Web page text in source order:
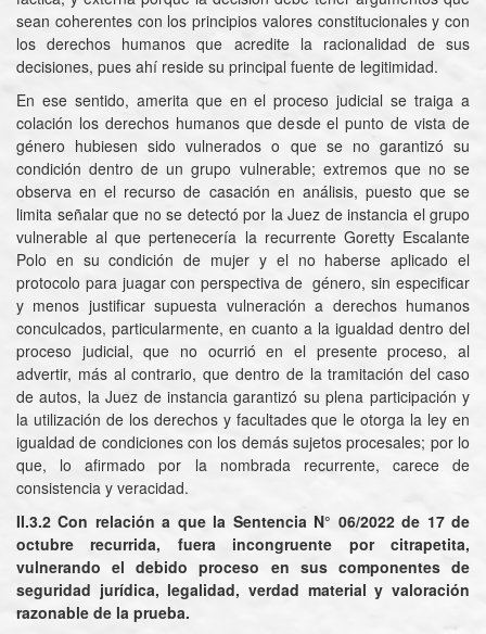
sean coherentes con los principios valores constitucionales y con
los derechos humanos que acredite la racionalidad de sus
decisiones, pues ahí reside su principal fuente de legitimidad.
En ese sentido, amerita que en el proceso judicial se traiga a
colación los derechos humanos que desde el punto de vista de
género hubiesen sido vulnerados o que se no garantizó su
condición dentro de un grupo vulnerable; extremos que no se
observa en el recurso de casación en análisis, puesto que se
limita señalar que no se detectó por la Juez de instancia el grupo
vulnerable al que pertenecería la recurrente Goretty Escalante
Polo en su condición de mujer y el no haberse aplicado el
protocolo para juagar con perspectiva de género, sin especificar
y menos justificar supuesta vulneración a derechos humanos
conculcados, particularmente, en cuanto a la igualdad dentro del
proceso judicial, que no ocurrió en el presente proceso, al
advertir, más al contrario, que dentro de la tramitación del caso
de autos, la Juez de instancia garantizó su plena participación y
la utilización de los derechos y facultades que le otorga la ley en
igualdad de condiciones con los demás sujetos procesales; por lo
que, lo afirmado por la nombrada recurrente, carece de
consistencia y veracidad.
II.3.2 Con relación a que la Sentencia N° 06/2022 de 17 de
octubre recurrida, fuera incongruente por citrapetita,
vulnerando el debido proceso en sus componentes de
seguridad jurídica, legalidad, verdad material y valoración
razonable de la prueba.